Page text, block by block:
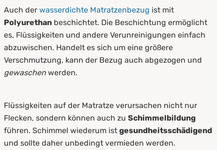
Auch der wasserdichte Matratzenbezug ist mit
Polyurethan beschichtet. Die Beschichtung ermöglicht
es, Flüssigkeiten und andere Verunreinigungen einfach
abzuwischen. Handelt es sich um eine größere
Verschmutzung, kann der Bezug auch abgezogen und
gewaschen werden.
Flüssigkeiten auf der Matratze verursachen nicht nur
Flecken, sondern können auch zu Schimmelbildung
führen. Schimmel wiederum ist gesundheitsschädigend
und sollte daher unbedingt vermieden werden.